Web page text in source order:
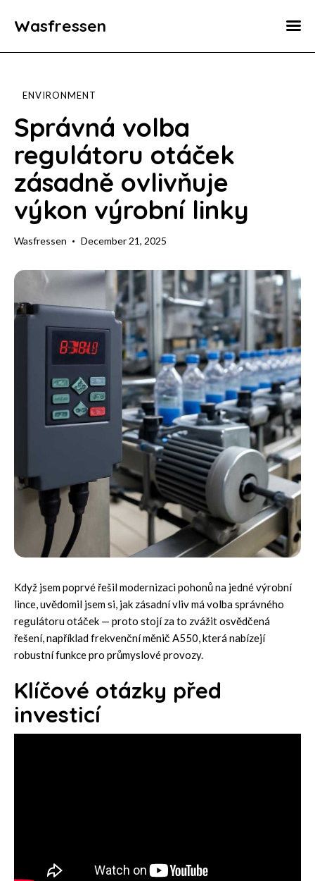
Wasfressen
Home
Environment
Food
Fun Facts
ENVIRONMENT
Správná volba
regulátoru otáček
zásadně ovlivňuje
výkon výrobní linky
Wasfressen December 21, 2025
Když jsem poprvé řešil modernizaci pohonů na jedné výrobní
lince, uvědomil jsem si, jak zásadní vliv má volba správného
regulátoru otáček — proto stojí za to zvážit osvědčená
řešení, napříkladfrekvenční měnič A550 , která nabízejí
robustní funkce pro průmyslové provozy.
Klíčové otázky před
investicí